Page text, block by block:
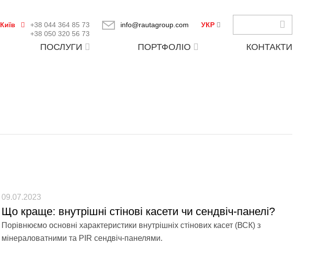
Київ
+38 044 364 85 73
+38 050 320 56 73
info@rautagroup.com УКР
ПОСЛУГИ ПОРТФОЛІО КОНТАКТИ
09.07.2023
Що краще: внутрішні стінові касети чи сендвіч-панелі?
Порівнюємо основні характеристики внутрішніх стінових касет (ВСК) з
мінераловатними та PIR сендвіч-панелями.